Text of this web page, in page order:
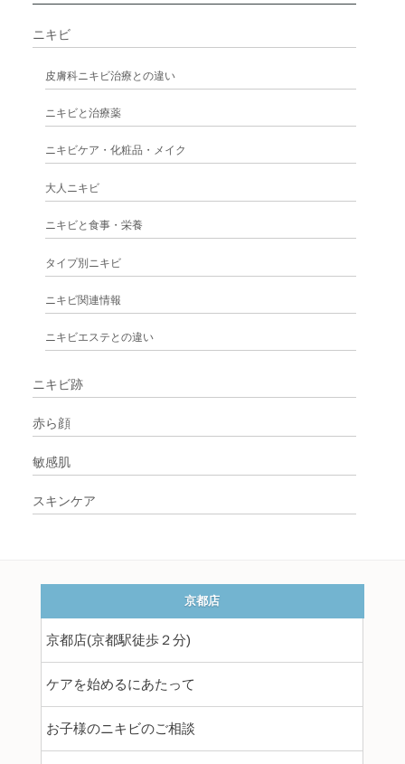
ニキビ
皮膚科ニキビ治療との違い
ニキビと治療薬
ニキビケア・化粧品・メイク
大人ニキビ
ニキビと食事・栄養
タイプ別ニキビ
ニキビ関連情報
ニキビエステとの違い
ニキビ跡
赤ら顔
敏感肌
スキンケア
京都店
京都店(京都駅徒歩２分)
ケアを始めるにあたって
お子様のニキビのご相談